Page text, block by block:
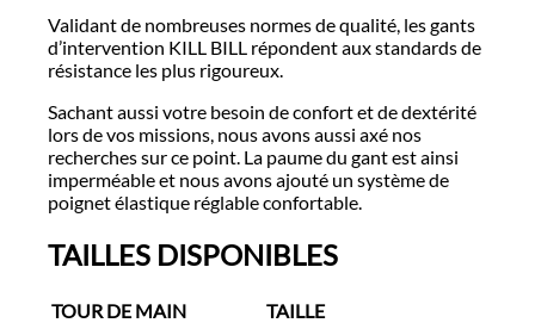
Validant de nombreuses normes de qualité, les gants
d’intervention KILL BILL répondent aux standards de
résistance les plus rigoureux.
Sachant aussi votre besoin de confort et de dextérité
lors de vos missions, nous avons aussi axé nos
recherches sur ce point. La paume du gant est ainsi
imperméable et nous avons ajouté un système de
poignet élastique réglable confortable.
TAILLES DISPONIBLES
TOUR DE MAIN
TAILLE